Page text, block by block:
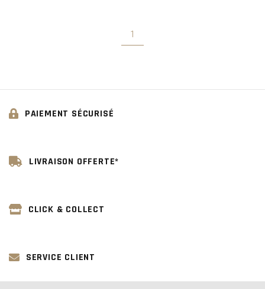
1
PAIEMENT SÉCURISÉ
LIVRAISON OFFERTE*
CLICK & COLLECT
SERVICE CLIENT